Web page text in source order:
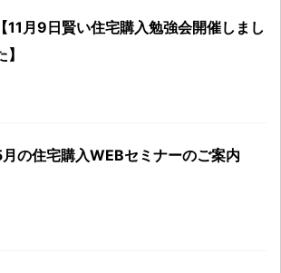
【11月9日賢い住宅購入勉強会開催しまし
】
の住宅購入WEBセミナーのご案内